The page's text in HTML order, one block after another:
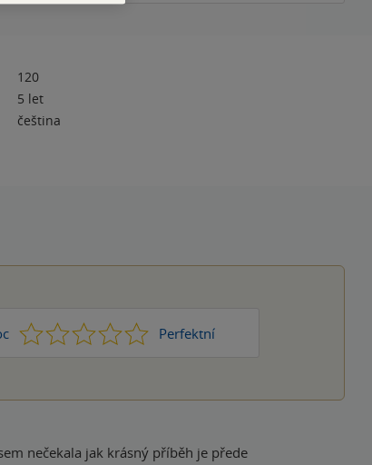
120
5 let
čeština
1 2 3 4 Perfektní
5
nečekala jak krásný příběh je přede